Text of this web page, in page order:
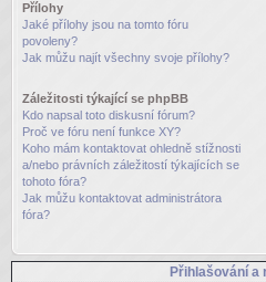
Přílohy
Jaké přílohy jsou na tomto fóru
povoleny?
Jak můžu najít všechny svoje přílohy?
Záležitosti týkající se phpBB
Kdo napsal toto diskusní fórum?
Proč ve fóru není funkce XY?
Koho mám kontaktovat ohledně stížnosti
a/nebo právních záležitostí týkajících se
tohoto fóra?
Jak můžu kontaktovat administrátora
fóra?
Přihlašování a